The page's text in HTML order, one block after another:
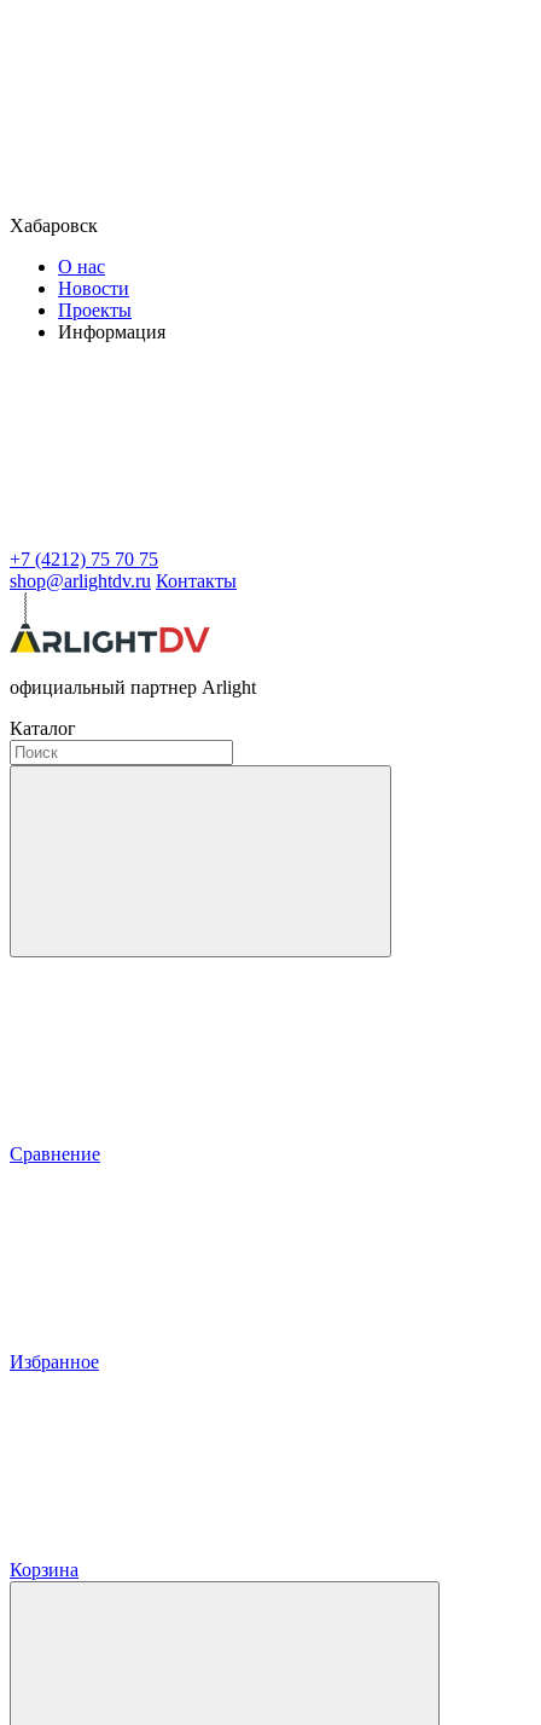
Хабаровск
О нас
Новости
Проекты
Информация
+7 (4212) 75 70 75
shop@arlightdv.ru Контакты
официальный партнер Arlight
Каталог
Сравнение
Избранное
Корзина